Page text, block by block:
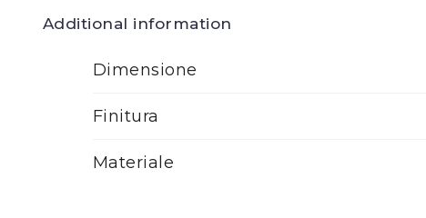
Additional information
Dimensione
Finitura
Materiale